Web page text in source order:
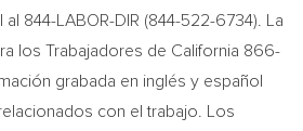
844-LABOR-DIR (844-522-6734). La
los Trabajadores de California 866-
grabada en inglés y español
con el trabajo. Los